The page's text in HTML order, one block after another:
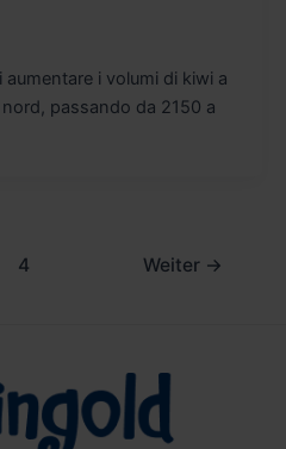
i volumi di kiwi a
nord, passando da 2150 a
4 Weiter →